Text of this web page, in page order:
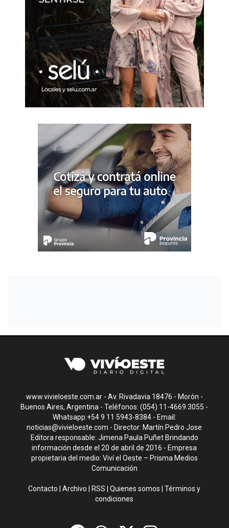
www.vivieloeste.com.ar - Av. Rivadavia 18476 - Morón -
Buenos Aires, Argentina - Teléfonos: (054) 11-4669.3055 -
Whatsapp:+54 9 11 5943-8384 - Email:
noticias@vivieloeste.com - Director: Martín Pedro Jose
Editora responsable: Jimena Paula Puñet Brindando
información desde el 20 de abril de 2016 - Empresa
propietaria del medio: Viví el Oeste – Prisma Medios
Comunicación
Contacto |Archivo RSS |Quienes somos |Términos y
condiciones